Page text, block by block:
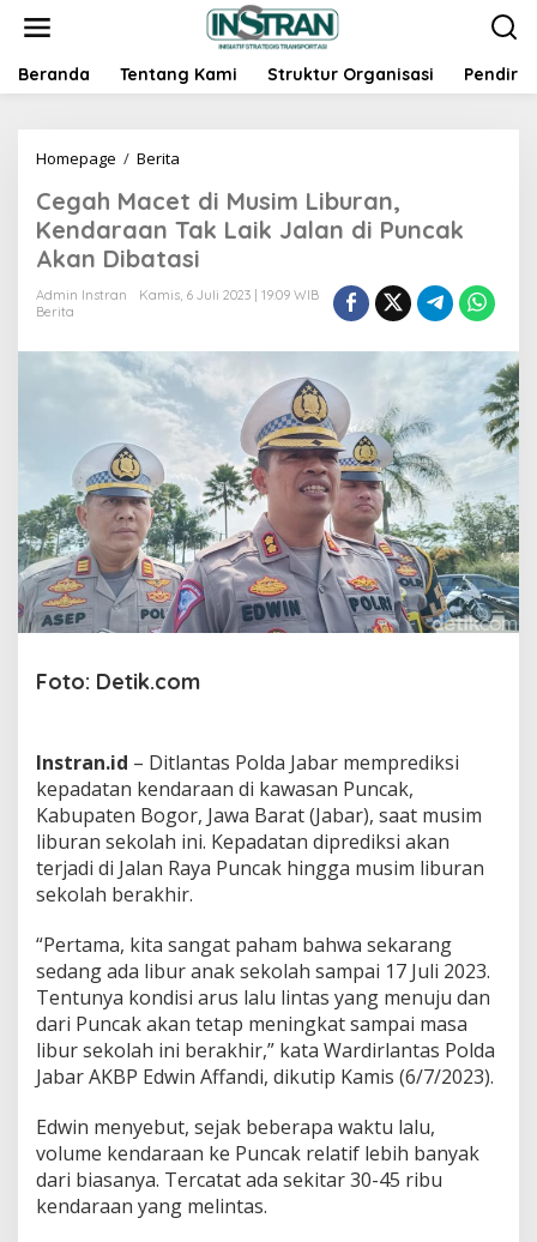
t
Beranda Tentang Kami Struktur Organisasi Pendiri
Homepage / Berita
g
a
h
M
a
t
d
M
i
m
L
i
b
u
r
a
,
d
a
a
a
n
T
L
a
i
k
a
l
n
d
i
P
u
Cegah Macet di Musim Liburan,
Kendaraan Tak Laik Jalan di Puncak
Akan Dibatasi
Admin Instran
Kamis, 6 Juli 2023 | 19:09 WIB
Berita
Foto: Detik.com
Instran.id – Ditlantas Polda Jabar memprediksi
kepadatan kendaraan di kawasan Puncak,
Kabupaten Bogor, Jawa Barat (Jabar), saat musim
liburan sekolah ini. Kepadatan diprediksi akan
terjadi di Jalan Raya Puncak hingga musim liburan
sekolah berakhir.
“Pertama, kita sangat paham bahwa sekarang
sedang ada libur anak sekolah sampai 17 Juli 2023.
Tentunya kondisi arus lalu lintas yang menuju dan
dari Puncak akan tetap meningkat sampai masa
libur sekolah ini berakhir,” kata Wardirlantas Polda
Jabar AKBP Edwin Affandi, dikutip Kamis (6/7/2023).
Edwin menyebut, sejak beberapa waktu lalu,
volume kendaraan ke Puncak relatif lebih banyak
dari biasanya. Tercatat ada sekitar 30-45 ribu
kendaraan yang melintas.